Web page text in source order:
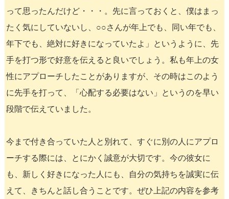
って思ったんだけど・・・。先に言っておくと、僕はまっ
たく気にしていないし、○○さんが年上でも、同い年でも、
年下でも、絶対に好きになっていたよ」というように、先
手を打つ形で好意を伝えると良いでしょう。私も年上の女
性にアプローチしたことがありますが、その時はこのよう
に先手を打って、「心配する必要はない」というのを早い
段階で伝えていました。
今まで付き合っていた人と別れて、すぐに別の人にアプロ
ーチする際には、とにかく誠意が大切です。今の彼女に
も、新しく好きになった人にも、自分の気持ちを誠実に伝
えて、きちんと話し合うことです。ぜひ上記の内容を参考